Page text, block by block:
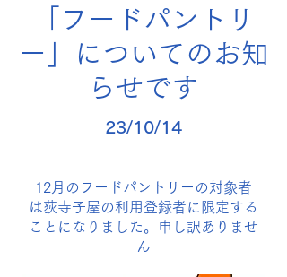
「フードパントリ
ー」についてのお知
らせです
23/10/14
12月のフードパントリーの対象者
は荻寺子屋の利用登録者に限定する
ことになりました。申し訳ありませ
ん